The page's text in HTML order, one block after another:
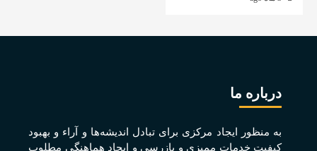
درباره ما
به منظور ايجاد مرکزی برای تبادل انديشه‌ها و آراء و بهبود
کيفيت خدمات مميزی و بازرسی و ايجاد هماهنگی مطلوب